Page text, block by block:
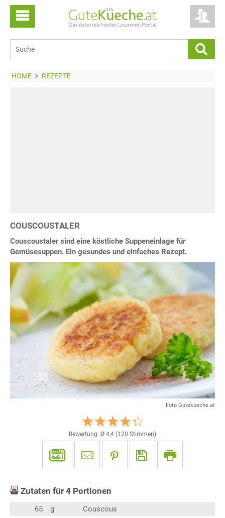
HOME REZEPTE
COUSCOUSTALER
Couscoustaler sind eine köstliche Suppeneinlage für
Gemüsesuppen. Ein gesundes und einfaches Rezept.
Foto Gutekueche.at
Bewertung: Ø 4,4 (120 Stimmen)
Zutaten für 4 Portionen
65 g
Couscous